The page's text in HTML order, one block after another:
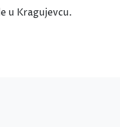
u Kragujevcu.